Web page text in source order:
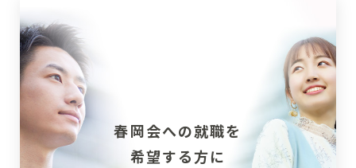
春岡会への就職を
希望する方に